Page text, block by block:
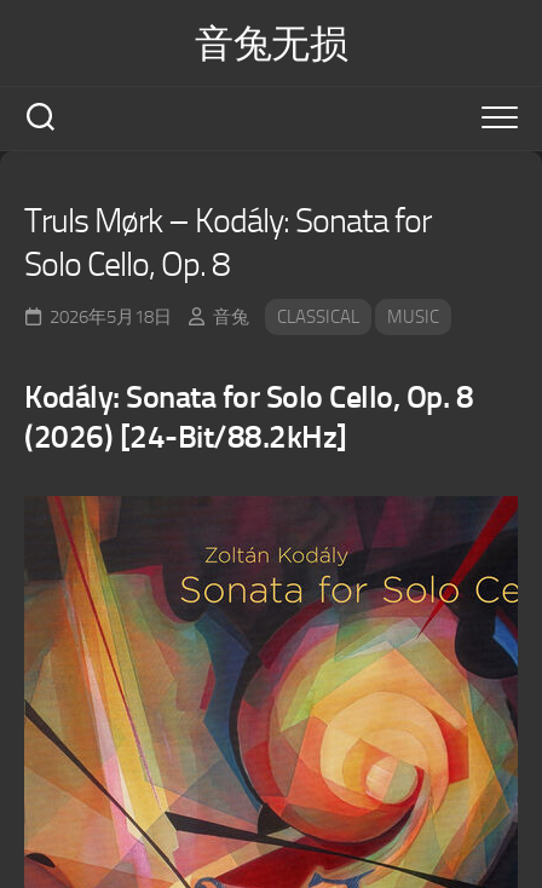
音兔无损
Truls Mørk – Kodály: Sonata for
Solo Cello, Op. 8
2026年5月18日 音兔 CLASSICAL MUSIC
Kodály: Sonata for Solo Cello, Op. 8
(2026) [24-Bit/88.2kHz]